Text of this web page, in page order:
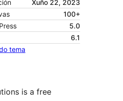
Xuño 22, 2023
100+
5.0
6.1
tema
is a free